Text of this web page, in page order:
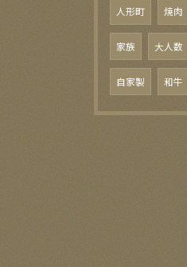
人形町 焼肉
家族 大人数
自家製 和牛